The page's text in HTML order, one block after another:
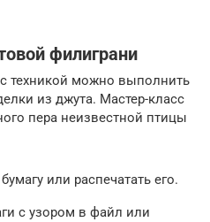
филиграни
техникой можно выполнить
из джута. Мастер-класс
пера неизвестной птицы
или распечатать его.
с узором в файл или